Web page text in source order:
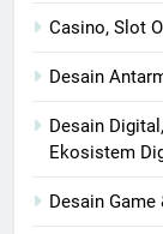
Casino, Slot
Desain
Desain
Ekosistem
Desain